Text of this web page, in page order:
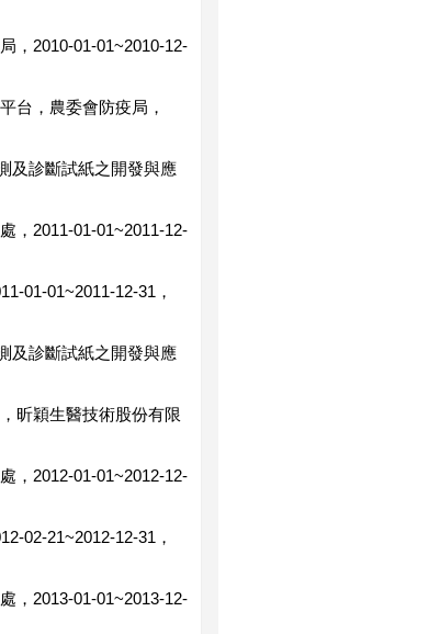
，2010-01-01~2010-12-
台，農委會防疫局，
及診斷試紙之開發與應
，2011-01-01~2011-12-
01-01~2011-12-31，
及診斷試紙之開發與應
昕穎生醫技術股份有限
，2012-01-01~2012-12-
02-21~2012-12-31，
，2013-01-01~2013-12-